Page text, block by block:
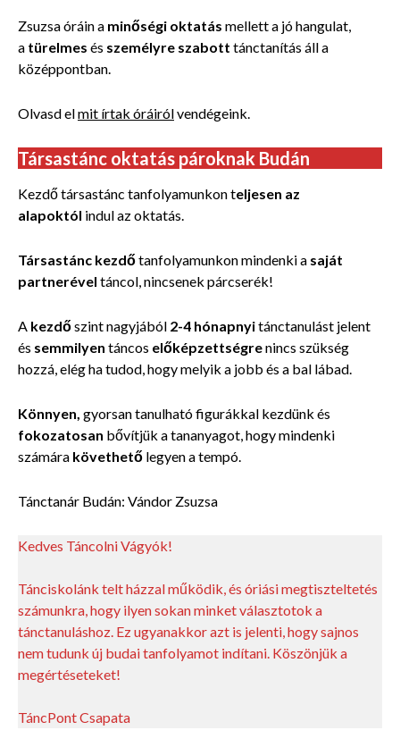
Zsuzsa óráin a minőségi oktatás mellett a jó hangulat,
a türelmes és személyre szabott tánctanítás áll a
középpontban.
Olvasd elmit írtak óráirólvendégeink.
Társastánc oktatás pároknak Budán
Kezdő társastánc tanfolyamunkon teljesen az
alapoktól indul az oktatás.
Társastánc kezdőtanfolyamunkon mindenki a saját
partnerével táncol, nincsenek párcserék!
A kezdőszint nagyjából 2-4 hónapnyitánctanulást jelent
és semmilyen táncos előképzettségrenincs szükség
hozzá, elég ha tudod, hogy melyik a jobb és a bal lábad.
Könnyen, gyorsan tanulható figurákkal kezdünk és
fokozatosan bővítjük a tananyagot, hogy mindenki
számára követhető legyen a tempó.
Tánctanár Budán: Vándor Zsuzsa
Kedves Táncolni Vágyók!
Tánciskolánk telt házzal működik, és óriási megtiszteltetés
számunkra, hogy ilyen sokan minket választotok a
tánctanuláshoz. Ez ugyanakkor azt is jelenti, hogy sajnos
nem tudunk új budai tanfolyamot indítani. Köszönjük a
megértéseteket!
TáncPont Csapata